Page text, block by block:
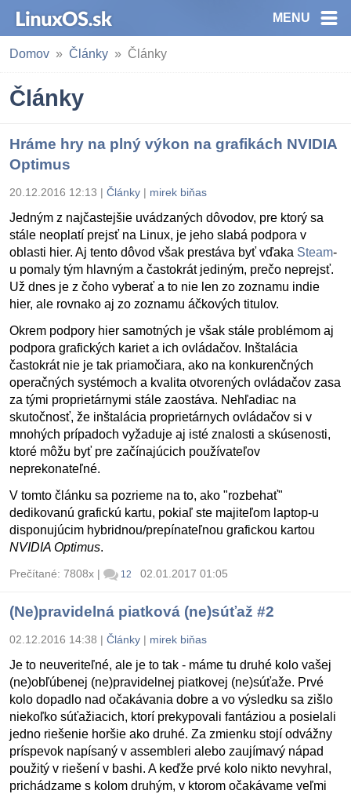
MENU
Domov Články Články
Články
Hráme hry na plný výkon na grafikách NVIDIA
Optimus
20.12.2016 12:13 | Články | mirek biňas
Jedným z najčastejšie uvádzaných dôvodov, pre ktorý sa
stále neoplatí prejsť na Linux, je jeho slabá podpora v
oblasti hier. Aj tento dôvod však prestáva byť vďaka Steam-
u pomaly tým hlavným a častokrát jediným, prečo neprejsť.
Už dnes je z čoho vyberať a to nie len zo zoznamu indie
hier, ale rovnako aj zo zoznamu áčkových titulov.
Okrem podpory hier samotných je však stále problémom aj
podpora grafických kariet a ich ovládačov. Inštalácia
častokrát nie je tak priamočiara, ako na konkurenčných
operačných systémoch a kvalita otvorených ovládačov zasa
za tými proprietárnymi stále zaostáva. Nehľadiac na
skutočnosť, že inštalácia proprietárnych ovládačov si v
mnohých prípadoch vyžaduje aj isté znalosti a skúsenosti,
ktoré môžu byť pre začínajúcich používateľov
neprekonateľné.
V tomto článku sa pozrieme na to, ako "rozbehať"
dedikovanú grafickú kartu, pokiaľ ste majiteľom laptop-u
disponujúcim hybridnou/prepínateľnou grafickou kartou
NVIDIA Optimus.
Prečítané: 7808x | 12 02.01.2017 01:05
(Ne)pravidelná piatková (ne)súťaž #2
02.12.2016 14:38 | Články | mirek biňas
Je to neuveriteľné, ale je to tak - máme tu druhé kolo vašej
(ne)obľúbenej (ne)pravidelnej piatkovej (ne)súťaže. Prvé
kolo dopadlo nad očakávania dobre a vo výsledku sa zišlo
niekoľko súťažiacich, ktorí prekypovali fantáziou a posielali
jedno riešenie horšie ako druhé. Za zmienku stojí odvážny
príspevok napísaný v assembleri alebo zaujímavý nápad
použitý v riešení v bashi. A keďže prvé kolo nikto nevyhral,
prichádzame s kolom druhým, v ktorom očakávame veľmi